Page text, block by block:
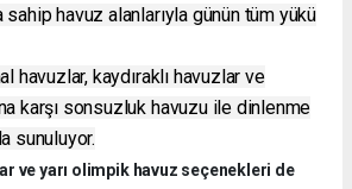
havuz alanlarıyla günün tüm yükü
havuzlar, kaydıraklı havuzlar ve
karşı sonsuzluk havuzu ile dinlenme
sunuluyor.
ve yarı olimpik havuz seçenekleri de